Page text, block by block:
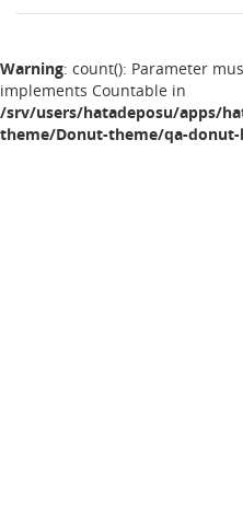
Warning: count(): Parameter
implements Countable in
/srv/users/hatadeposu/apps/
theme/Donut-theme/qa-donut-